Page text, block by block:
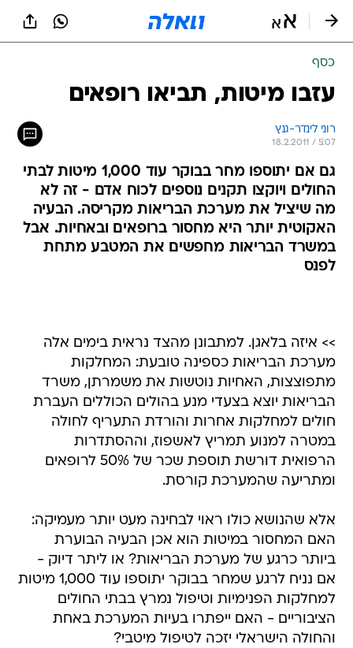
כסף
עזבו מיטות, תביאו רופאים
רוני לינדר-גנץ
18.2.2011 / 5:07
גם אם יתוספו מחר בבוקר עוד 1,000 מיטות לבתי
החולים ויוקצו תקנים נוספים לכוח אדם - זה לא
מה שיציל את מערכת הבריאות מקריסה. הבעיה
האקוטית יותר היא מחסור ברופאים ובאחיות. אבל
במשרד הבריאות מחפשים את המטבע מתחת
לפנס
>> איזה בלאגן. למתבונן מהצד נראית בימים אלה
מערכת הבריאות כספינה טובעת: המחלקות
מתפוצצות, האחיות נוטשות את משמרתן, משרד
הבריאות יוצא בצעדי מנע בהולים הכוללים העברת
חולים למחלקות אחרות והורדת התעריף לחולה
במטרה למנוע תמריץ לאשפוז, וההסתדרות
הרפואית דורשת תוספת שכר של 50% לרופאים
ומתריעה שהמערכת קורסת.
אלא שהנושא כולו ראוי לבחינה מעט יותר מעמיקה:
האם המחסור במיטות הוא אכן הבעיה הבוערת
ביותר כרגע של מערכת הבריאות? או ליתר דיוק -
אם נניח לרגע שמחר בבוקר יתוספו עוד 1,000 מיטות
למחלקות הפנימיות וטיפול נמרץ בבתי החולים
הציבוריים - האם ייפתרו בעיות המערכת באחת
והחולה הישראלי יזכה לטיפול מיטבי?